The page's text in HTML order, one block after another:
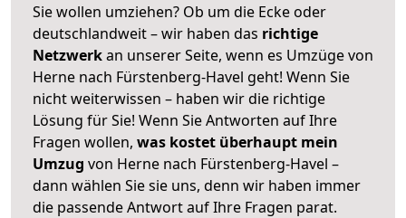
Sie wollen umziehen? Ob um die Ecke oder
deutschlandweit – wir haben das richtige
Netzwerkan unserer Seite, wenn es Umzüge von
Herne nach Fürstenberg-Havel geht! Wenn Sie
nicht weiterwissen – haben wir die richtige
Lösung für Sie! Wenn Sie Antworten auf Ihre
Fragen wollen, was kostet überhaupt mein
Umzug von Herne nach Fürstenberg-Havel –
dann wählen Sie sie uns, denn wir haben immer
die passende Antwort auf Ihre Fragen parat.